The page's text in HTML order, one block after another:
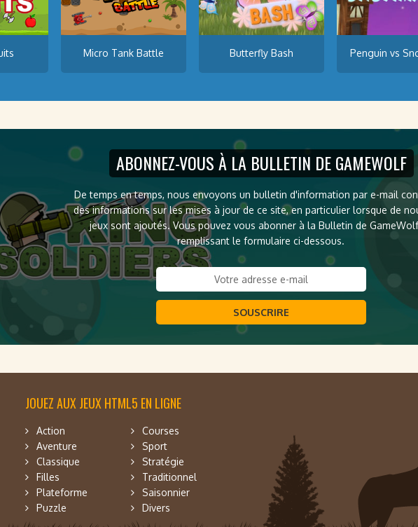
Micro Tank Battle Butterfly Bash Penguin vs
ABONNEZ-VOUS À LA BULLETIN DE GAMEWOLF
De temps en temps, nous envoyons un bulletin d'information par e-mail
des informations sur les mises à jour de ce site, en particulier lorsque de
jeux sont ajoutés. Vous pouvez vous abonner à la Bulletin de
remplissant le formulaire ci-dessous.
SOUSCRIRE
JOUEZ AUX JEUX HTML5 EN LIGNE
Action
Aventure
Classique
Filles
Plateforme
Puzzle
Courses
Sport
Stratégie
Traditionnel
Saisonnier
Divers